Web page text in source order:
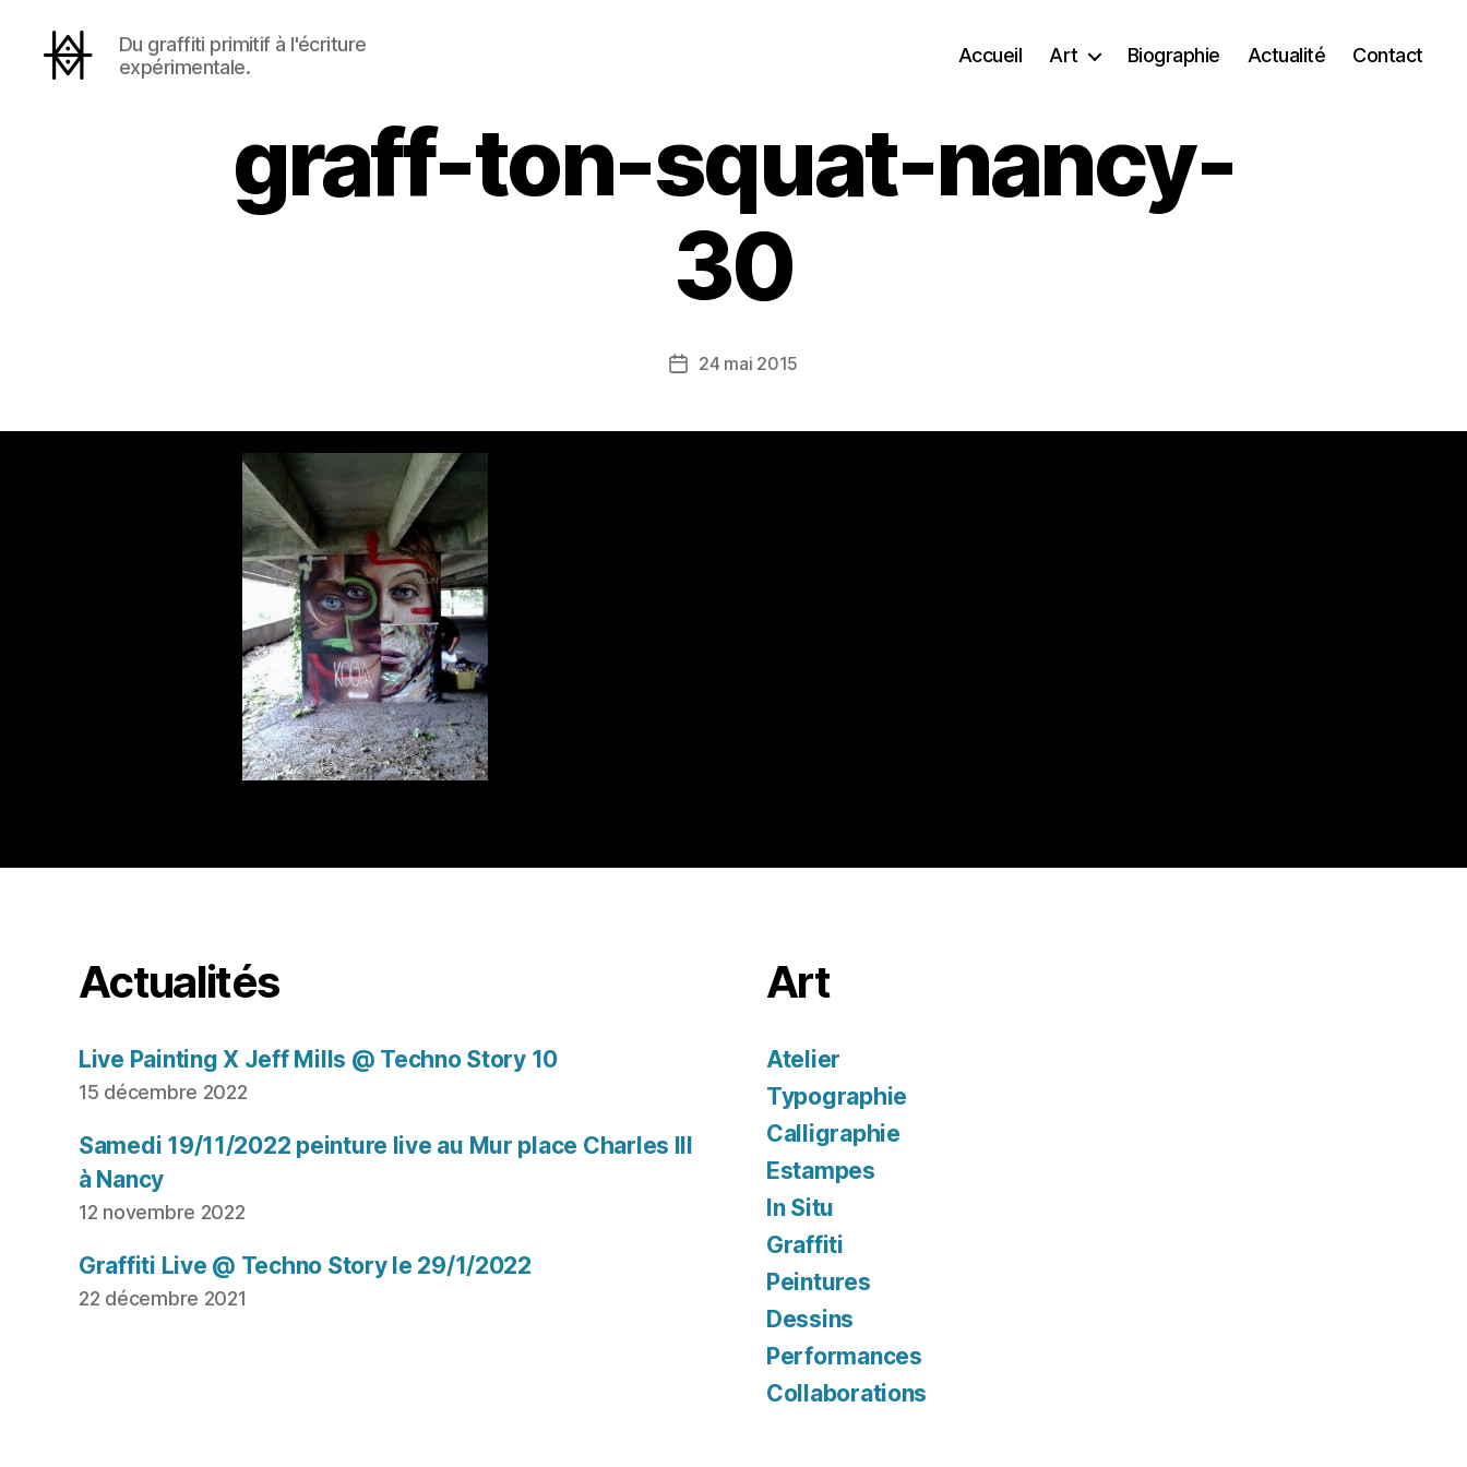
Du graffiti primitif à l'écriture
expérimentale.
Accueil Art Biographie Actualité Contact
graff-ton-squat-nancy-
30
Date24 mai 2015
Actualités
Live Painting X Jeff Mills @ Techno Story 10
15 décembre 2022
Samedi 19/11/2022 peinture live au Mur place Charles III
à Nancy
12 novembre 2022
Graffiti Live @ Techno Story le 29/1/2022
22 décembre 2021
Art
Atelier
Typographie
Calligraphie
Estampes
In Situ
Graffiti
Peintures
Dessins
Performances
Collaborations